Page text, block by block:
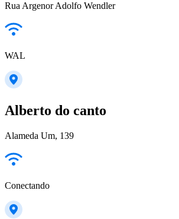
Rua Argenor Adolfo Wendler
WAL
Alberto do canto
Alameda Um, 139
Conectando